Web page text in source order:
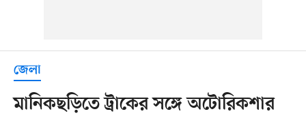
জেলা
মানিকছড়িতে ট্রাকের সঙ্গে অটোরিকশার